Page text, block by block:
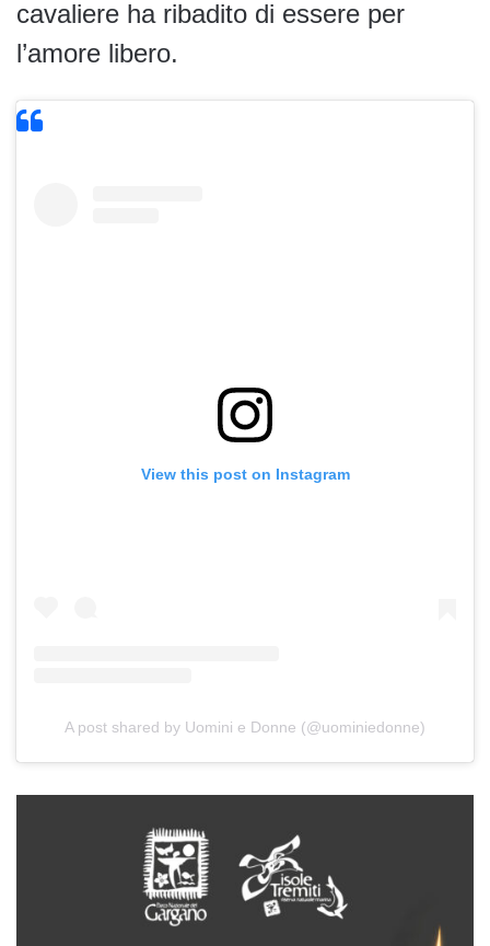
cavaliere ha ribadito di essere per
l’amore libero.
View this post on Instagram
A post shared by Uomini e Donne (@uominiedonne)